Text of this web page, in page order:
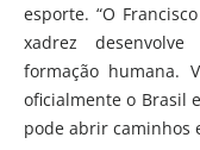
esporte. “O
xadrez
formação humana.
oficialmente o Brasil
pode abrir caminhos